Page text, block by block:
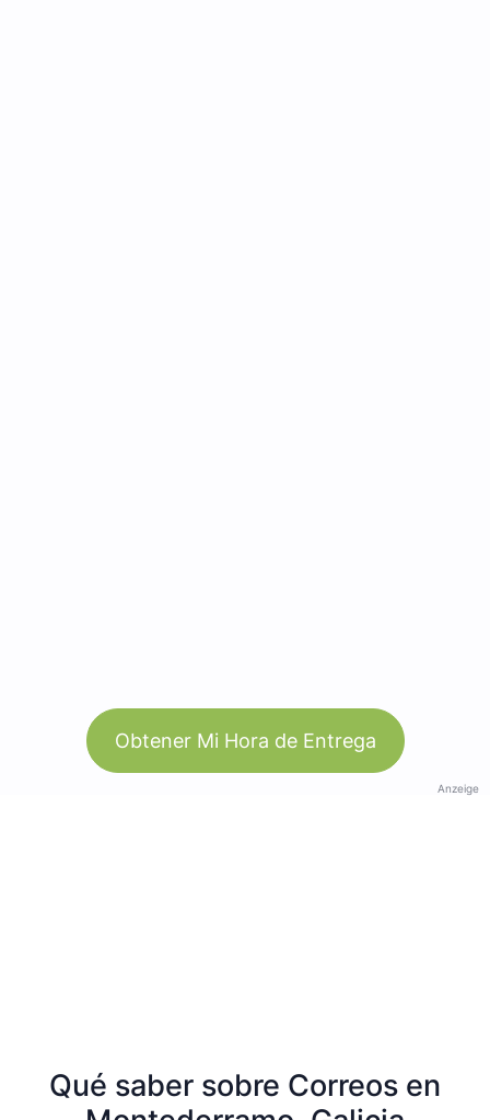
Obtener Mi Hora de Entrega
Anzeige
Qué saber sobre Correos en